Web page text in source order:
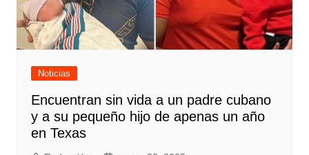
Noticias
Encuentran sin vida a un padre cubano
y a su pequeño hijo de apenas un año
en Texas